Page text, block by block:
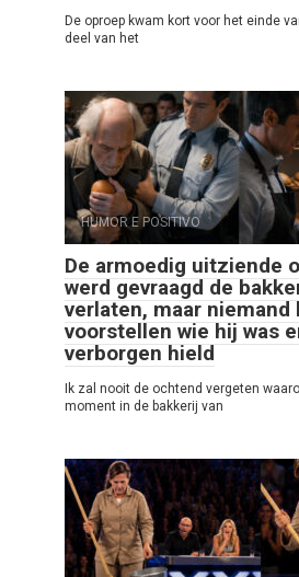
De oproep kwam kort voor het einde
deel van het
HUMOR E POSITIVO
De armoedig uitziende
werd gevraagd de
verlaten, maar niemand
voorstellen wie hij was
verborgen hield
Ik zal nooit de ochtend vergeten
moment in de bakkerij van